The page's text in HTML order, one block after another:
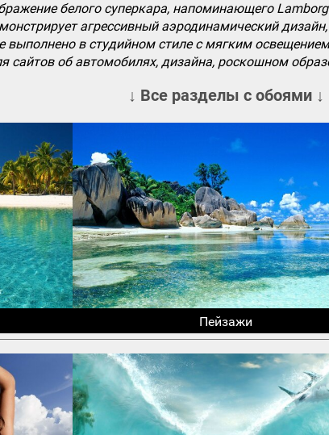
белого суперкара, напоминающего
агрессивный аэродинамический
выполнено в студийном стиле с мягким
сайтов об автомобилях, дизайна, роскошном
↓ Все разделы с обоями ↓
Пейзажи